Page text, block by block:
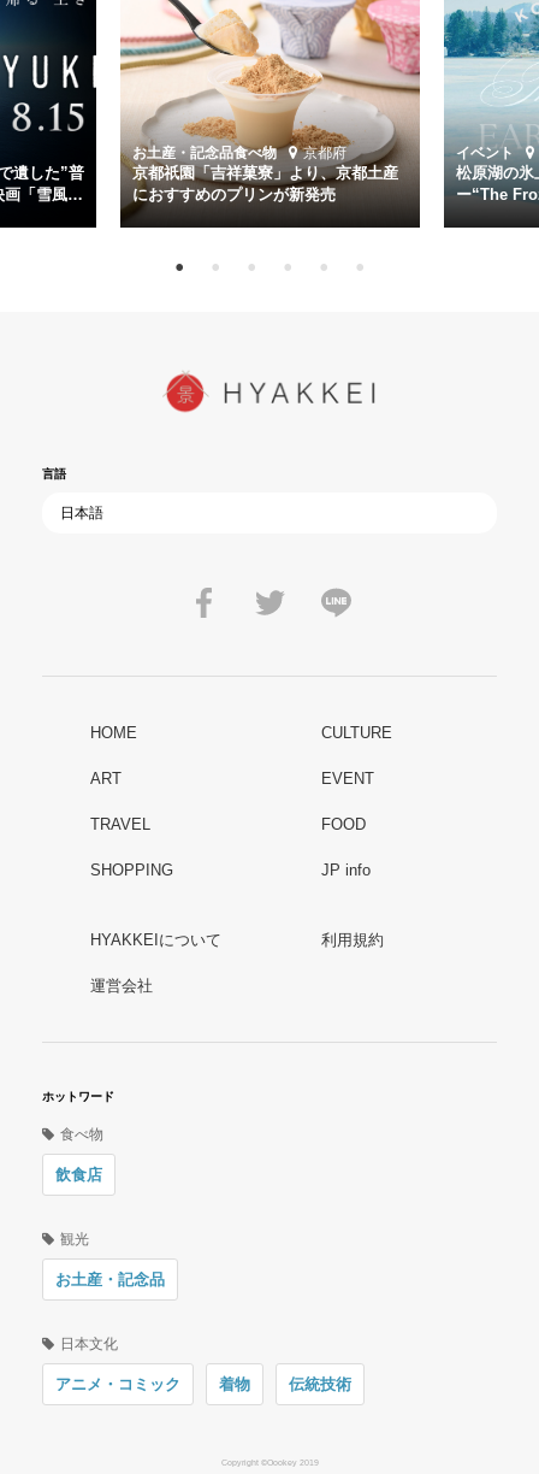
幸平を玉木宏が演じるほか、奥平大兼、田中麗奈、石丸幹二、益岡徹
など実力派俳優が共演。そして戦艦大和と運命を共にした帝国海軍・
第二艦隊司令長官、伊藤整一を中井貴一が圧倒的な存在感で演じ切
る。
時代が再び、分断と暴力に揺れる現代。本作は「同じ過ちを繰り返す
道を歩んではいないか」と、彼らが命をかけて守りたいと願っ
た”今”を生きる私達に問いかける。戦後80年、戦争の記憶が薄れゆく
今だからこそ、尊い平和の価値を未来に繋ぐ作品『雪風 YUKIKAZE』
を多くの方にご覧いただきたい。
遺した”普
画「雪風
お土産・記念品食べ物 京都府
京都祇園「吉祥菓寮」より、京都土産
におすすめのプリンが新発売
イベント
松原湖の氷
ー“The
言語
HOME CULTURE
ART EVENT
TRAVEL FOOD
SHOPPING JP info
HYAKKEIについて 利用規約
運営会社
ホットワード
食べ物
飲食店
観光
お土産・記念品
日本文化
アニメ・コミック 着物 伝統技術
Copyright ©Oookey 2019